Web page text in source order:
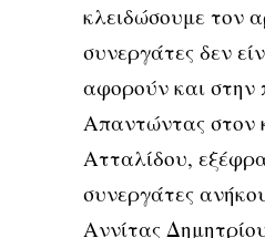
κλειδώσουμε τον
συνεργάτες δεν
αφορούν και στην
Απαντώντας στον
Ατταλίδου,
συνεργάτες
Αννίτας